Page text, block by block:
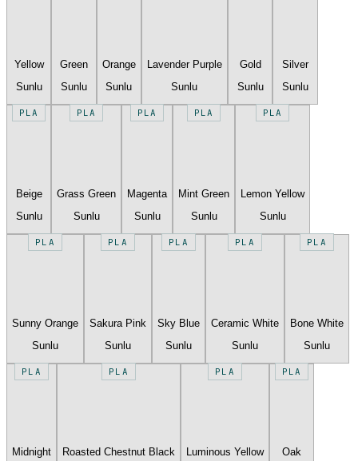
Yellow
Sunlu
Green
Sunlu
Orange
Sunlu
Lavender Purple
Sunlu
Gold
Sunlu
Silver
Sunlu
PLA
Beige
Sunlu
PLA
Grass Green
Sunlu
PLA
Magenta
Sunlu
PLA
Mint Green
Sunlu
PLA
Lemon Yellow
Sunlu
PLA
Sunny Orange
Sunlu
PLA
Sakura Pink
Sunlu
PLA
Sky Blue
Sunlu
PLA
Ceramic White
Sunlu
PLA
Bone White
Sunlu
PLA
Midnight
PLA
Roasted Chestnut Black
PLA
Luminous Yellow
PLA
Oak